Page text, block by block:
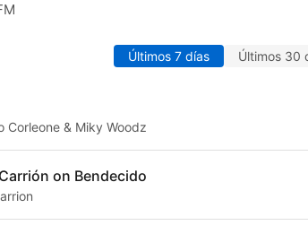
Últimos 7 días Últimos 30
Corleone & Miky Woodz
on Bendecido